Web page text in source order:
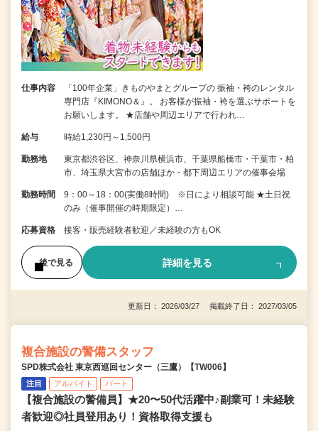
仕事内容
「100年企業」きものやまとグループの 振袖・袴のレンタル
専門店『KIMONO＆』。 お客様が振袖・袴を選ぶサポートを
お願いします。 ★店舗や周辺エリアで行われ…
給与 時給1,230円～1,500円
勤務地
東京都渋谷区、神奈川県横浜市、千葉県船橋市・千葉市・柏
市、埼玉県大宮市の店舗ほか・都下周辺エリアの催事会場
勤務時間
9：00～18：00(実働8時間) ※日により相談可能 ★土日祝
のみ（催事開催の時期限定）…
応募資格 接客・販売経験者歓迎／未経験の方もOK
後で見る 詳細を見る
更新日： 2026/03/27 掲載終了日： 2027/03/05
複合施設の警備スタッフ
SPD株式会社 東京西巡回センター（三鷹）【TW006】
注目 アルバイト パート
【複合施設の警備員】★20〜50代活躍中♪副業可！未経験
者歓迎◎社員登用あり！資格取得支援も